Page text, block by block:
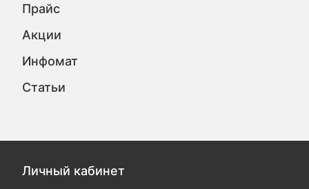
Прайс
Акции
Инфомат
Статьи
Личный кабинет